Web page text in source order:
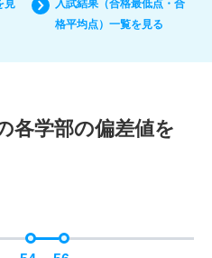
見
入試結果（合格最低点・合
格平均点）一覧を見る
各学部の偏差値を